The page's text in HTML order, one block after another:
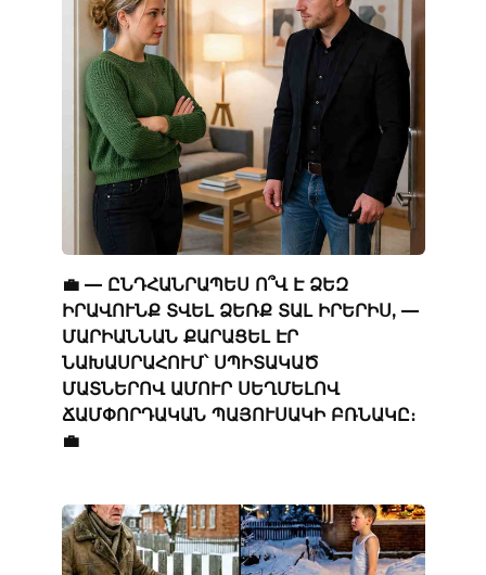
💼 — ԸՆԴՀԱՆՐԱՊԵՍ Ո՞Վ Է ՁԵԶ
ԻՐԱՎՈՒՆՔ ՏՎԵԼ ՁԵՌՔ ՏԱԼ ԻՐԵՐԻՍ, —
ՄԱՐԻԱՆՆԱՆ ՔԱՐԱՑԵԼ ԷՐ
ՆԱԽԱՍՐԱՀՈՒՄ՝ ՍՊԻՏԱԿԱԾ
ՄԱՏՆԵՐՈՎ ԱՄՈՒՐ ՍԵՂՄԵԼՈՎ
ՃԱՄՓՈՐԴԱԿԱՆ ՊԱՅՈՒՍԱԿԻ ԲՌՆԱԿԸ։
💼